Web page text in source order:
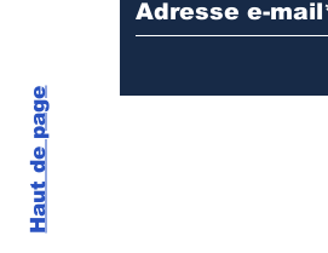
Haut de page